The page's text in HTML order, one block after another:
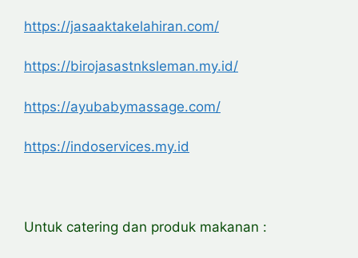
https://jasaaktakelahiran.com/
https://birojasastnksleman.my.id/
https://ayubabymassage.com/
https://indoservices.my.id
Untuk catering dan produk makanan :